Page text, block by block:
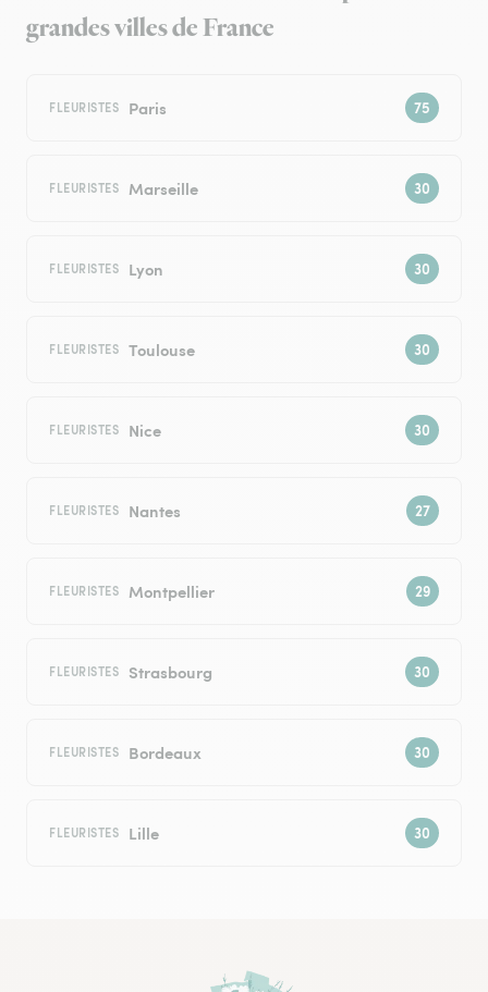
grandes villes de France
FLEURISTES Paris
FLEURISTES Marseille
FLEURISTES Lyon
FLEURISTES Toulouse
FLEURISTES Nice
FLEURISTES Nantes
FLEURISTES Montpellier
FLEURISTES Strasbourg
FLEURISTES Bordeaux
FLEURISTES Lille